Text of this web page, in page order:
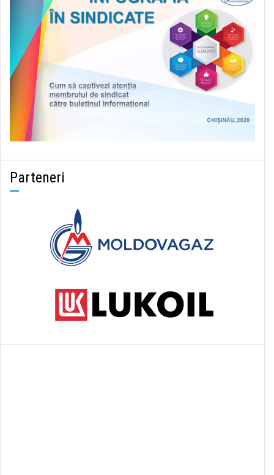
Parteneri